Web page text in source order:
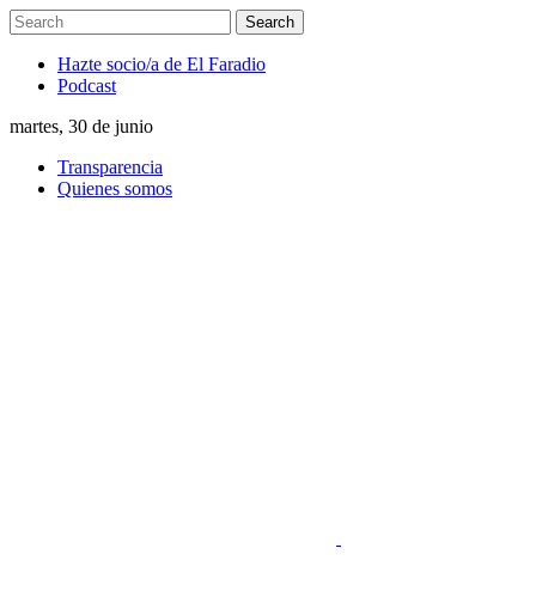
Hazte socio/a de El Faradio
Podcast
martes, 30 de junio
Transparencia
Quienes somos